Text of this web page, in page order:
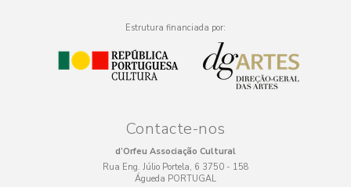
Estrutura financiada por:
Contacte-nos
d’Orfeu Associação Cultural
Rua Eng. Júlio Portela, 6 3750 - 158
Águeda PORTUGAL